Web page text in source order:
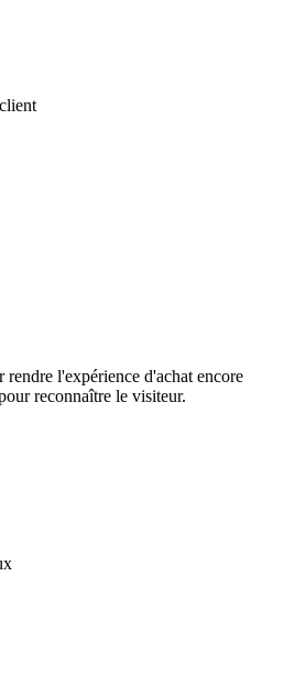
l'expérience d'achat encore
reconnaître le visiteur.